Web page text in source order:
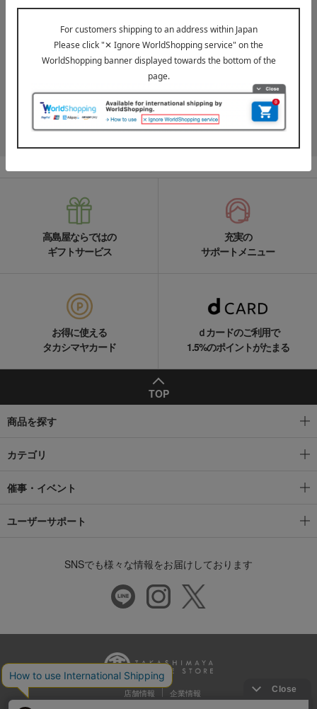
LINE公式アカウント
高島屋オンラインストアLINE公式アカウントでは百貨店ならではの
名品やお得な最新情報を配信中！
LINEの友達追加をする
高島屋ならではの
ギフトサービス
充実の
サポートメニュー
お得に使える
タカシマヤカード
ｄカードのご利用で
1.5%のポイントがたまる
TOP
商品を探す
カテゴリ
催事・イベント
ユーザーサポート
SNSでも様々な情報をお届けしております
店舗情報 企業情報